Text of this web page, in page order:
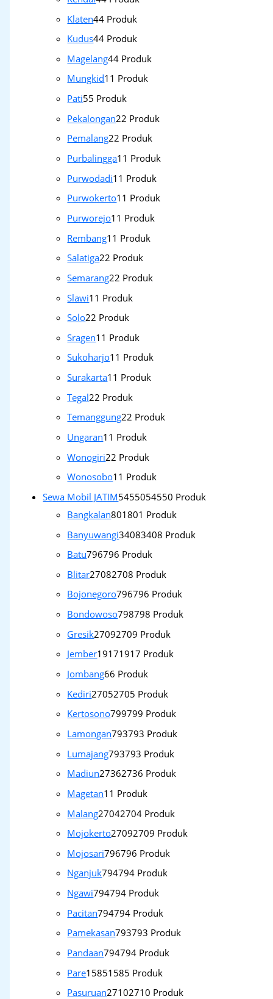
Klaten44 Produk
Kudus44 Produk
Magelang44 Produk
Mungkid1 1 Produk
Pati55 Produk
Pekalongan22 Produk
Pemalang22 Produk
Purbalingga1 1 Produk
Purwodadi1 1 Produk
Purwokerto1 1 Produk
Purworejo1 1 Produk
Rembang1 1 Produk
Salatiga22 Produk
Semarang22 Produk
Slawi1 1 Produk
Solo22 Produk
Sragen1 1 Produk
Sukoharjo1 1 Produk
Surakarta1 1 Produk
Tegal22 Produk
Temanggung22 Produk
Ungaran1 1 Produk
Wonogiri22 Produk
Wonosobo1 1 Produk
Sewa Mobil JATIM5455054550 Produk
Bangkalan801801 Produk
Banyuwangi34083408 Produk
Batu796796 Produk
Blitar27082708 Produk
Bojonegoro796796 Produk
Bondowoso798798 Produk
Gresik27092709 Produk
Jember19171917 Produk
Jombang66 Produk
Kediri27052705 Produk
Kertosono799799 Produk
Lamongan793793 Produk
Lumajang793793 Produk
Madiun27362736 Produk
Magetan1 1 Produk
Malang27042704 Produk
Mojokerto27092709 Produk
Mojosari796796 Produk
Nganjuk794794 Produk
Ngawi794794 Produk
Pacitan794794 Produk
Pamekasan793793 Produk
Pandaan794794 Produk
Pare15851585 Produk
Pasuruan27102710 Produk